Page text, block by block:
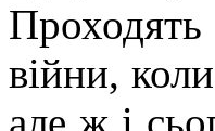
Проходять
війни,
але ж і